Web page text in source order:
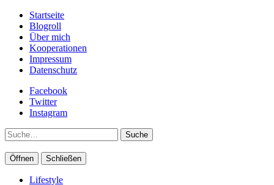
Startseite
Blogroll
Über mich
Kooperationen
Impressum
Datenschutz
Facebook
Twitter
Instagram
Suche
Öffnen Schließen
Lifestyle